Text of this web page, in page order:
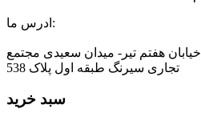
ادرس ما:
هفتم تیر- میدان سعیدی مجتمع
تجاری سیرنگ طبقه اول پلاک 538
سبد خرید